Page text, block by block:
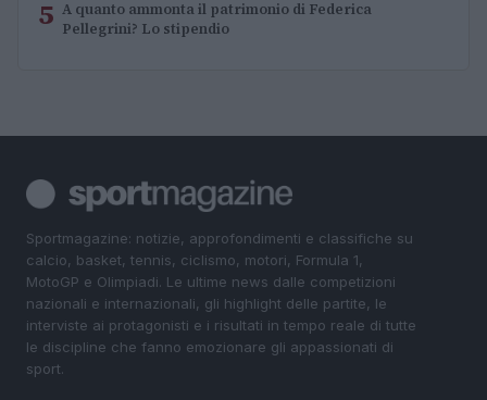
5 A quanto ammonta il patrimonio di Federica
Pellegrini? Lo stipendio
Sportmagazine: notizie, approfondimenti e classifiche su
calcio, basket, tennis, ciclismo, motori, Formula 1,
MotoGP e Olimpiadi. Le ultime news dalle competizioni
nazionali e internazionali, gli highlight delle partite, le
interviste ai protagonisti e i risultati in tempo reale di tutte
le discipline che fanno emozionare gli appassionati di
sport.